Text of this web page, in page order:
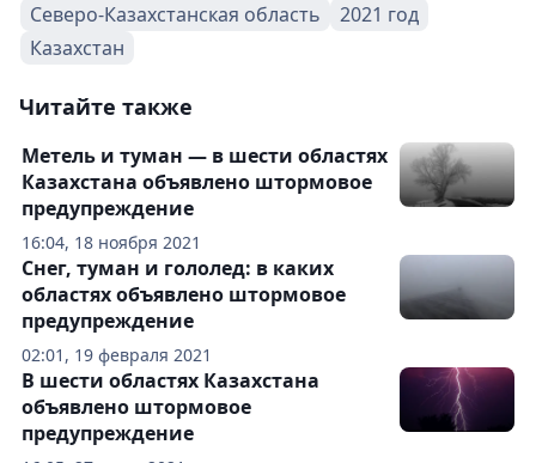
Северо-Казахстанская область
2021 год
Казахстан
Читайте также
16:04, 18 ноября 2021
Метель и туман — в шести областях
Казахстана объявлено штормовое
предупреждение
02:01, 19 февраля 2021
Снег, туман и гололед: в каких
областях объявлено штормовое
предупреждение
В шести областях Казахстана
объявлено штормовое
предупреждение